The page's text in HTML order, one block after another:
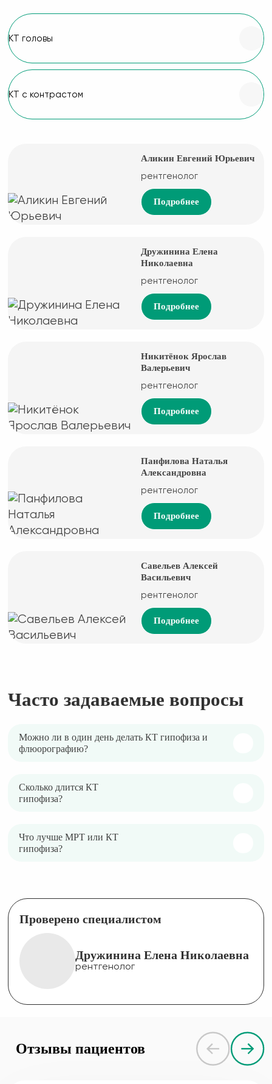
КТ головы
КТ с контрастом
Аликин Евгений Юрьевич
рентгенолог
Подробнее
Дружинина Елена
Николаевна
рентгенолог
Подробнее
Никитёнок Ярослав
Валерьевич
рентгенолог
Подробнее
Панфилова Наталья
Александровна
рентгенолог
Подробнее
Савельев Алексей
Васильевич
рентгенолог
Подробнее
Часто задаваемые вопросы
Можно ли в один день делать КТ гипофиза и
флюорографию?
Сколько длится КТ
гипофиза?
Что лучше МРТ или КТ
гипофиза?
Проверено специалистом
Дружинина Елена Николаевна
рентгенолог
Отзывы пациентов